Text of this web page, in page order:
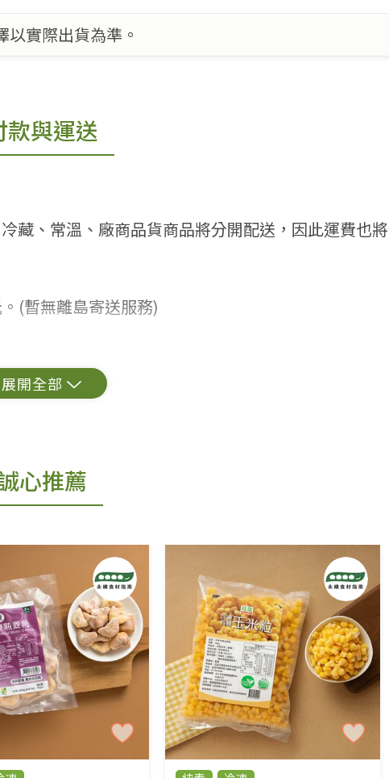
實際出貨為準。
款與運送
藏、常溫、廠商品貨商品將分開配送，因此運費也
(暫無離島寄送服務)
形者，除商品瑕疵以外，恕不接受退換貨.
)的服務，原則上若商品未經使用或被汙損(除商品瑕
之商品、以及性質上無法或不適合退換之商品：如CD
原片換新。
品，一經拆封使用，恕無法退貨。
外,依據《通訊交易解除權合理例外情事適用準則》,
心推薦